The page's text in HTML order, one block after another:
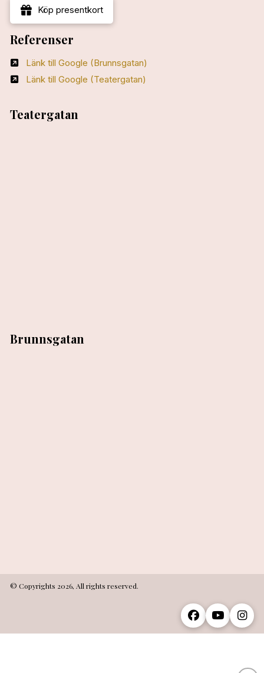
Köp presentkort
Referenser
Länk till Google (Brunnsgatan)
Länk till Google (Teatergatan)
Teatergatan
Brunnsgatan
© Copyrights 2026, All rights reserved.